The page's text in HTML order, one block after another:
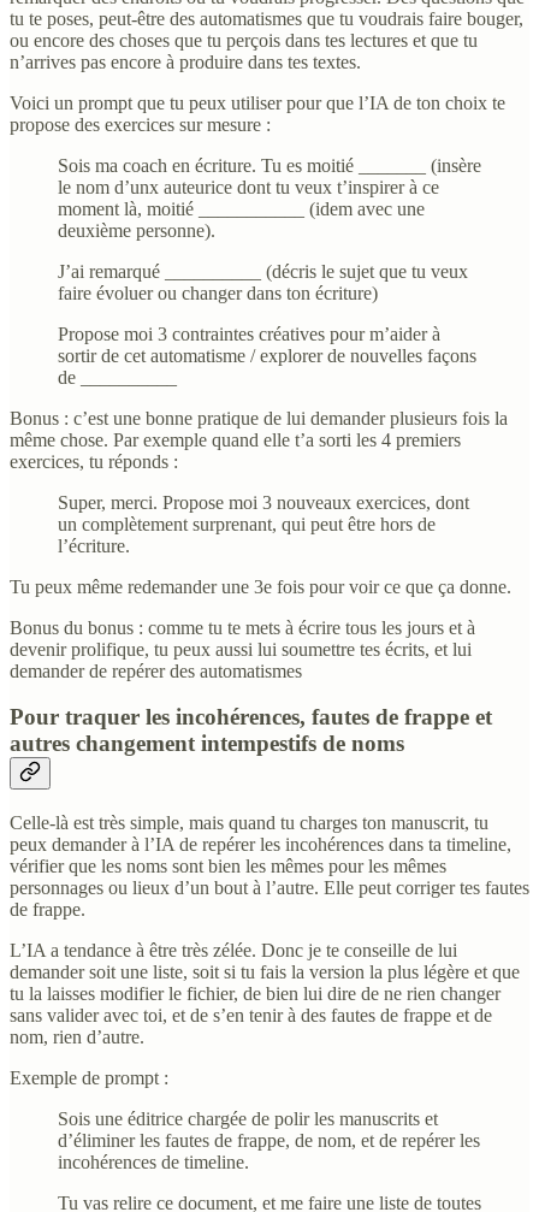
tu te poses, peut-être des automatismes que tu voudrais faire bouger,
ou encore des choses que tu perçois dans tes lectures et que tu
n’arrives pas encore à produire dans tes textes.
Voici un prompt que tu peux utiliser pour que l’IA de ton choix te
propose des exercices sur mesure :
Sois ma coach en écriture. Tu es moitié _______ (insère
le nom d’unx auteurice dont tu veux t’inspirer à ce
moment là, moitié ___________ (idem avec une
deuxième personne).
J’ai remarqué __________ (décris le sujet que tu veux
faire évoluer ou changer dans ton écriture)
Propose moi 3 contraintes créatives pour m’aider à
sortir de cet automatisme / explorer de nouvelles façons
de __________
Bonus : c’est une bonne pratique de lui demander plusieurs fois la
même chose. Par exemple quand elle t’a sorti les 4 premiers
exercices, tu réponds :
Super, merci. Propose moi 3 nouveaux exercices, dont
un complètement surprenant, qui peut être hors de
l’écriture.
Tu peux même redemander une 3e fois pour voir ce que ça donne.
Bonus du bonus : comme tu te mets à écrire tous les jours et à
devenir prolifique, tu peux aussi lui soumettre tes écrits, et lui
demander de repérer des automatismes
Pour traquer les incohérences, fautes de frappe et
autres changement intempestifs de noms
Celle-là est très simple, mais quand tu charges ton manuscrit, tu
peux demander à l’IA de repérer les incohérences dans ta timeline,
vérifier que les noms sont bien les mêmes pour les mêmes
personnages ou lieux d’un bout à l’autre. Elle peut corriger tes fautes
de frappe.
L’IA a tendance à être très zélée. Donc je te conseille de lui
demander soit une liste, soit si tu fais la version la plus légère et que
tu la laisses modifier le fichier, de bien lui dire de ne rien changer
sans valider avec toi, et de s’en tenir à des fautes de frappe et de
nom, rien d’autre.
Exemple de prompt :
Sois une éditrice chargée de polir les manuscrits et
d’éliminer les fautes de frappe, de nom, et de repérer les
incohérences de timeline.
Tu vas relire ce document, et me faire une liste de toutes